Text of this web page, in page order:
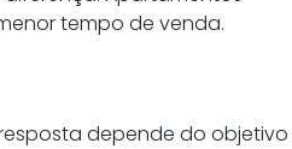
tempo de venda.
depende do